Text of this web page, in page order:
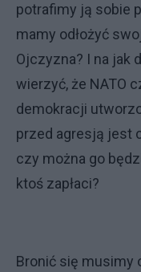
potrafimy ją sobie
mamy odłożyć
Ojczyzna? I na jak
wierzyć, że NATO
demokracji
przed agresją jest
czy można go
ktoś zapłaci?
Bronić się musimy